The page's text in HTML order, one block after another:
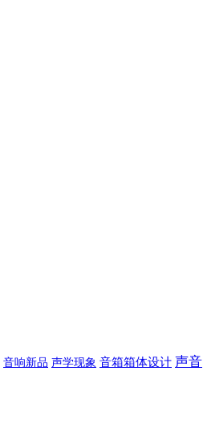
音响新品 声学现象 音箱箱体设计 声音